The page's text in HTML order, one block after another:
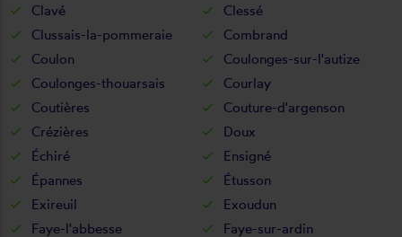
Clavé
Clessé
Clussais-la-pommeraie
Combrand
Coulon
Coulonges-sur-l'autize
Coulonges-thouarsais
Courlay
Coutières
Couture-d'argenson
Crézières
Doux
Échiré
Ensigné
Épannes
Étusson
Exireuil
Exoudun
Faye-l'abbesse
Faye-sur-ardin